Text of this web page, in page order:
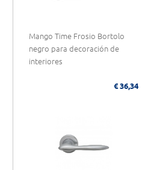
Mango Time Frosio Bortolo
negro para decoración de
interiores
€ 36,34